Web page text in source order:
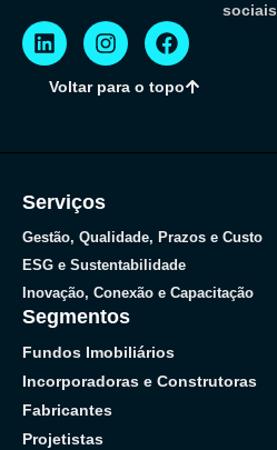
sociais
Voltar para o topo
Serviços
Gestão, Qualidade, Prazos e Custo
ESG e Sustentabilidade
Inovação, Conexão e Capacitação
Segmentos
Fundos Imobiliários
Incorporadoras e Construtoras
Fabricantes
Projetistas